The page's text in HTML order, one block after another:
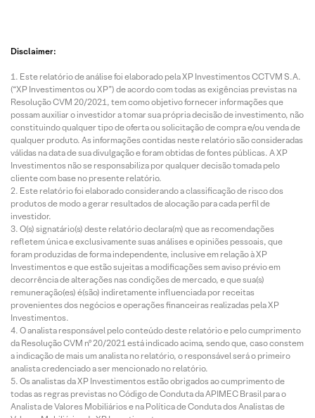
Disclaimer:
Este relatório de análise foi elaborado pela XP Investimentos CCTVM S.A.
(“XP Investimentos ou XP”) de acordo com todas as exigências previstas na
Resolução CVM 20/2021, tem como objetivo fornecer informações que
possam auxiliar o investidor a tomar sua própria decisão de investimento, não
constituindo qualquer tipo de oferta ou solicitação de compra e/ou venda de
qualquer produto. As informações contidas neste relatório são consideradas
válidas na data de sua divulgação e foram obtidas de fontes públicas. A XP
Investimentos não se responsabiliza por qualquer decisão tomada pelo
cliente com base no presente relatório.
Este relatório foi elaborado considerando a classificação de risco dos
produtos de modo a gerar resultados de alocação para cada perfil de
investidor.
O(s) signatário(s) deste relatório declara(m) que as recomendações
refletem única e exclusivamente suas análises e opiniões pessoais, que
foram produzidas de forma independente, inclusive em relação à XP
Investimentos e que estão sujeitas a modificações sem aviso prévio em
decorrência de alterações nas condições de mercado, e que sua(s)
remuneração(es) é(são) indiretamente influenciada por receitas
provenientes dos negócios e operações financeiras realizadas pela XP
Investimentos.
O analista responsável pelo conteúdo deste relatório e pelo cumprimento
da Resolução CVM nº 20/2021 está indicado acima, sendo que, caso constem
a indicação de mais um analista no relatório, o responsável será o primeiro
analista credenciado a ser mencionado no relatório.
Os analistas da XP Investimentos estão obrigados ao cumprimento de
todas as regras previstas no Código de Conduta da APIMEC Brasil para o
Analista de Valores Mobiliários e na Política de Conduta dos Analistas de